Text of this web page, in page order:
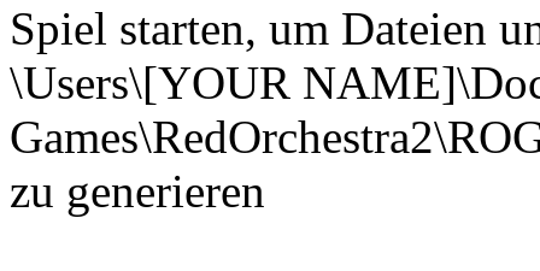
Spiel starten, um Dateien
\Users\[YOUR
zu generieren